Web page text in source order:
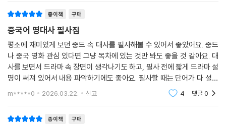
맵고 뜨겁게
말할 수 없는 비밀
인생
이별계약
청춘적니
침묵의 숲
우리가 잃어버릴 청춘
여름날의 레몬그라스
종이책 구매
중국어 명대사 필사집
평소에 재미있게 보던 중드 속 대사를 필사해볼 수 있어서 좋았어요. 중드
나 중국 영화 관심 있다면 그냥 목차에 있는 것만 봐도 좋을 것 같아요. 대
사를 보면서 드라마 속 장면이 생각나기도 하고, 필사 전에 짧게 드라마 설
명이 써져 있어서 내용 파악하기에도 좋아요. 필사할 때는 단어가 다 설명
되어 잇어서 편리해요
m*****0 2026.03.22. 신고 4 댓글0
종이책 구매